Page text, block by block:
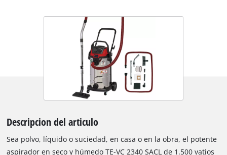
Descripcion del articulo
Sea polvo, líquido o suciedad, en casa o en la obra, el potente
aspirador en seco y húmedo TE-VC 2340 SACL de 1.500 vatios